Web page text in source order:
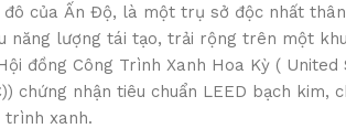
của Ấn Độ, là một trụ sở độc nhất
năng lượng tái tạo, trải rộng trên một
đồng Công Trình Xanh Hoa Kỳ ( United
chứng nhận tiêu chuẩn LEED bạch kim,
trình xanh.